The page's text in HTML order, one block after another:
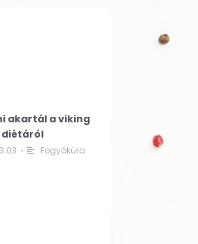
akartál a viking
diétáról
• Fogyókúra